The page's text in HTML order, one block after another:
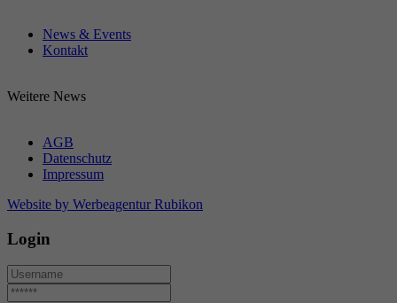
News & Events
Kontakt
Weitere News
AGB
Datenschutz
Impressum
Website by Werbeagentur Rubikon
Login